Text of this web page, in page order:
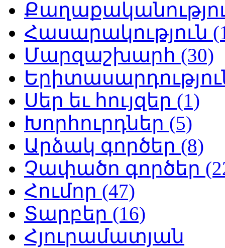
Հասարակություն
Մարզաշխարհ (30)
Սեր եւ հույզեր (1)
Խորհուրդներ (5)
Արձակ գործեր (8)
Չափածո գործեր
Հումոր (47)
Տարբեր (16)
Հյուրամատյան